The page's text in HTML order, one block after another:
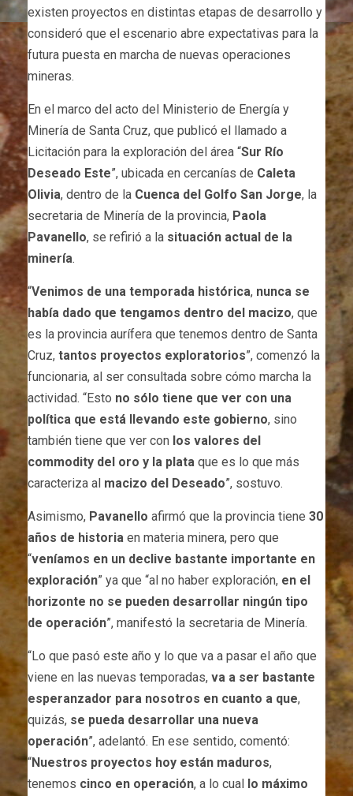
existen proyectos en distintas etapas de desarrollo y
consideró que el escenario abre expectativas para la
futura puesta en marcha de nuevas operaciones
mineras.
En el marco del acto del Ministerio de Energía y
Minería de Santa Cruz, que publicó el llamado a
Licitación para la exploración del área “Sur Río
Deseado Este”, ubicada en cercanías de Caleta
Olivia, dentro de la Cuenca del Golfo San Jorge, la
secretaria de Minería de la provincia, Paola
Pavanello, se refirió a la situación actual de la
minería.
“Venimos de una temporada histórica, nunca se
había dado que tengamos dentro del macizo, que
es la provincia aurífera que tenemos dentro de Santa
Cruz, tantos proyectos exploratorios”, comenzó la
funcionaria, al ser consultada sobre cómo marcha la
actividad. “Esto no sólo tiene que ver con una
política que está llevando este gobierno, sino
también tiene que ver con los valores del
commodity del oro y la plata que es lo que más
caracteriza al macizo del Deseado”, sostuvo.
Asimismo, Pavanello afirmó que la provincia tiene 30
años de historia en materia minera, pero que
“veníamos en un declive bastante importante en
exploración” ya que “al no haber exploración, en el
horizonte no se pueden desarrollar ningún tipo
de operación”, manifestó la secretaria de Minería.
“Lo que pasó este año y lo que va a pasar el año que
viene en las nuevas temporadas, va a ser bastante
esperanzador para nosotros en cuanto a que,
quizás, se pueda desarrollar una nueva
operación”, adelantó. En ese sentido, comentó:
“Nuestros proyectos hoy están maduros,
tenemos cinco en operación, a lo cual lo máximo